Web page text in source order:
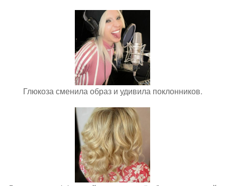
Глюкоза сменила образ и удивила поклонников.